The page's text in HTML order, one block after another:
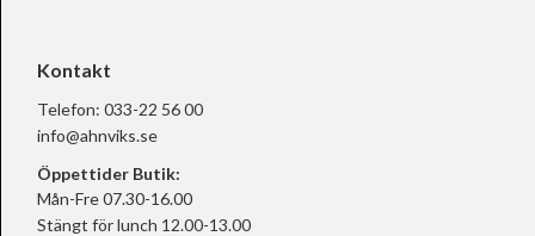
Kontakt
Telefon: 033-22 56 00
info@ahnviks.se
Öppettider Butik:
Mån-Fre 07.30-16.00
Stängt för lunch 12.00-13.00